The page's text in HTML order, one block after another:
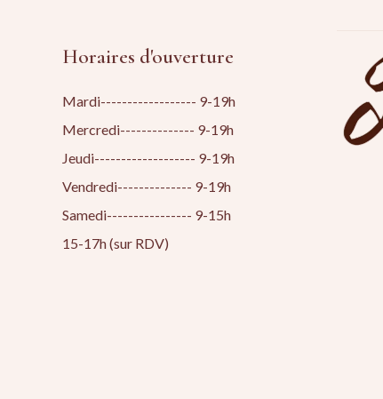
Horaires d'ouverture
Mardi------------------ 9-19h
Mercredi-------------- 9-19h
Jeudi------------------- 9-19h
Vendredi-------------- 9-19h
Samedi---------------- 9-15h
15-17h (sur RDV)